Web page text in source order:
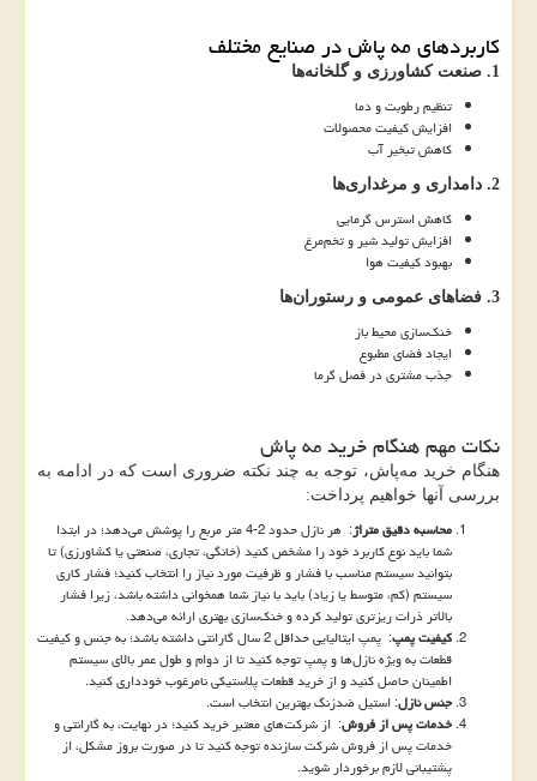
کاربردهای مه پاش در صنایع مختلف
1. صنعت کشاورزی و گلخانه‌ها
تنظیم رطوبت و دما
افزایش کیفیت محصولات
کاهش تبخیر آب
2. دامداری و مرغداری‌ها
کاهش استرس گرمایی
افزایش تولید شیر و تخم‌مرغ
بهبود کیفیت هوا
3. فضاهای عمومی و رستوران‌ها
خنک‌سازی محیط باز
ایجاد فضای مطبوع
جذب مشتری در فصل گرما
نکات مهم هنگام خرید مه پاش
هنگام خرید مه‌پاش، توجه به چند نکته ضروری است که در ادامه به
بررسی آنها خواهیم پرداخت:
محاسبه دقیق متراژ
: هر نازل حدود 2-4 متر مربع را پوشش می‌دهد؛ در ابتدا
شما باید نوع کاربرد خود را مشخص کنید (خانگی، تجاری، صنعتی یا کشاورزی) تا
بتوانید سیستم مناسب با فشار و ظرفیت مورد نیاز را انتخاب کنید؛ فشار کاری
سیستم (کم، متوسط یا زیاد) باید با نیاز شما همخوانی داشته باشد، زیرا فشار
بالاتر ذرات ریزتری تولید کرده و خنک‌سازی بهتری ارائه می‌دهد.
کیفیت پمپ
: پمپ ایتالیایی حداقل 2 سال گارانتی داشته باشد؛ به جنس و کیفیت
قطعات به ویژه نازل‌ها و پمپ توجه کنید تا از دوام و طول عمر بالای سیستم
اطمینان حاصل کنید و از خرید قطعات پلاستیکی نامرغوب خودداری کنید.
جنس نازل: استیل ضدزنگ بهترین انتخاب است.
خدمات پس از فروش: از شرکت‌های معتبر خرید کنید؛ در نهایت، به گارانتی و
خدمات پس از فروش شرکت سازنده توجه کنید تا در صورت بروز مشکل، از
پشتیبانی لازم برخوردار شوید.